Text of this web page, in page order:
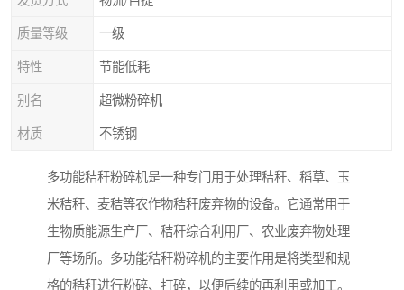
质量等级 一级
特性 节能低耗
别名 超微粉碎机
材质 不锈钢
多功能秸秆粉碎机是一种专门用于处理秸秆、稻草、玉
米秸秆、麦秸等农作物秸秆废弃物的设备。它通常用于
生物质能源生产厂、秸秆综合利用厂、农业废弃物处理
厂等场所。多功能秸秆粉碎机的主要作用是将类型和规
格的秸秆进行粉碎、打碎，以便后续的再利用或加工。